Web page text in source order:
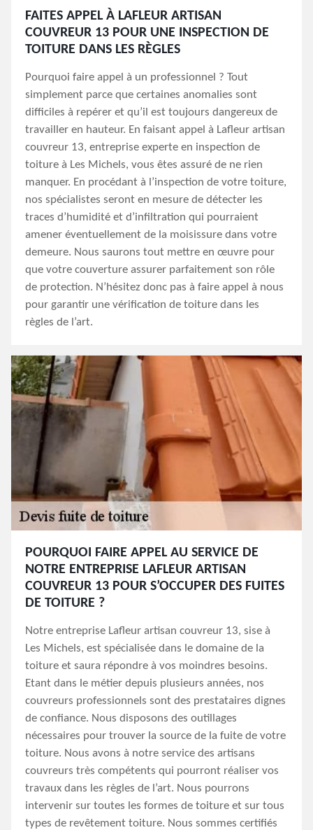
FAITES APPEL À LAFLEUR ARTISAN
COUVREUR 13 POUR UNE INSPECTION DE
TOITURE DANS LES RÈGLES
Pourquoi faire appel à un professionnel ? Tout
simplement parce que certaines anomalies sont
difficiles à repérer et qu’il est toujours dangereux de
travailler en hauteur. En faisant appel à Lafleur artisan
couvreur 13, entreprise experte en inspection de
toiture à Les Michels, vous êtes assuré de ne rien
manquer. En procédant à l’inspection de votre toiture,
nos spécialistes seront en mesure de détecter les
traces d’humidité et d’infiltration qui pourraient
amener éventuellement de la moisissure dans votre
demeure. Nous saurons tout mettre en œuvre pour
que votre couverture assurer parfaitement son rôle
de protection. N’hésitez donc pas à faire appel à nous
pour garantir une vérification de toiture dans les
règles de l’art.
POURQUOI FAIRE APPEL AU SERVICE DE
NOTRE ENTREPRISE LAFLEUR ARTISAN
COUVREUR 13 POUR S’OCCUPER DES FUITES
DE TOITURE ?
Notre entreprise Lafleur artisan couvreur 13, sise à
Les Michels, est spécialisée dans le domaine de la
toiture et saura répondre à vos moindres besoins.
Etant dans le métier depuis plusieurs années, nos
couvreurs professionnels sont des prestataires dignes
de confiance. Nous disposons des outillages
nécessaires pour trouver la source de la fuite de votre
toiture. Nous avons à notre service des artisans
couvreurs très compétents qui pourront réaliser vos
travaux dans les règles de l’art. Nous pourrons
intervenir sur toutes les formes de toiture et sur tous
types de revêtement toiture. Nous sommes certifiés